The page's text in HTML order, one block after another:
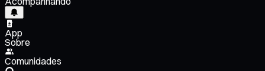
App
Sobre
Comunidades